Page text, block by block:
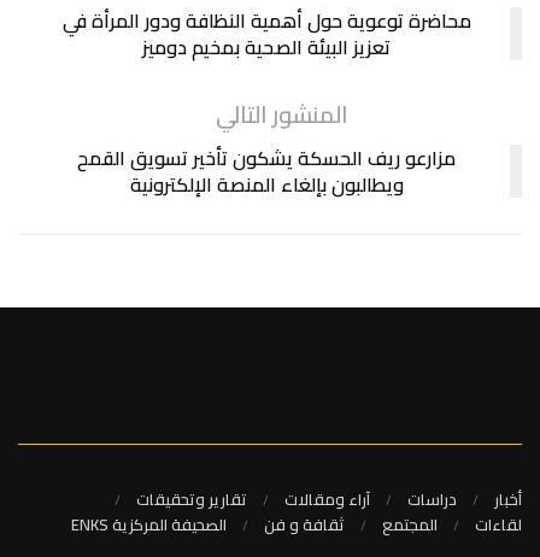
محاضرة توعوية حول أهمية النظافة ودور المرأة في
تعزيز البيئة الصحية بمخيم دوميز
المنشور التالي
مزارعو ريف الحسكة يشكون تأخير تسويق القمح
ويطالبون بإلغاء المنصة الإلكترونية
أخبار دراسات آراء ومقالات
تقارير وتحقيقات
لقاءات
المجتمع ثقافة و فن الصحيفة المركزية ENKS